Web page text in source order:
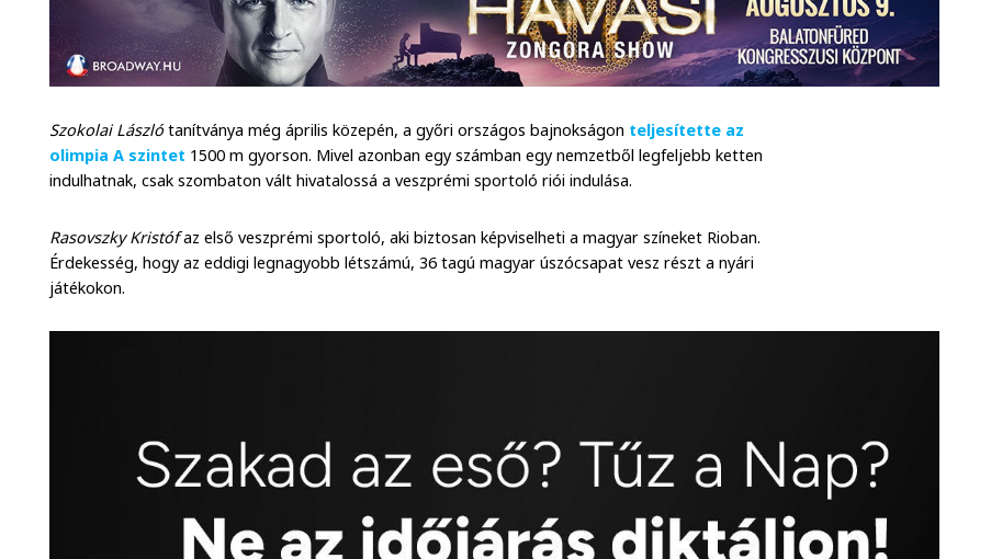
Szokolai László tanítványa még április közepén, a győri országos bajnokságon teljesítette az
olimpia A szintet 1500 m gyorson. Mivel azonban egy számban egy nemzetből legfeljebb ketten
indulhatnak, csak szombaton vált hivatalossá a veszprémi sportoló riói indulása.
Rasovszky Kristófaz első veszprémi sportoló, aki biztosan képviselheti a magyar színeket Rioban.
Érdekesség, hogy az eddigi legnagyobb létszámú, 36 tagú magyar úszócsapat vesz részt a nyári
játékokon.